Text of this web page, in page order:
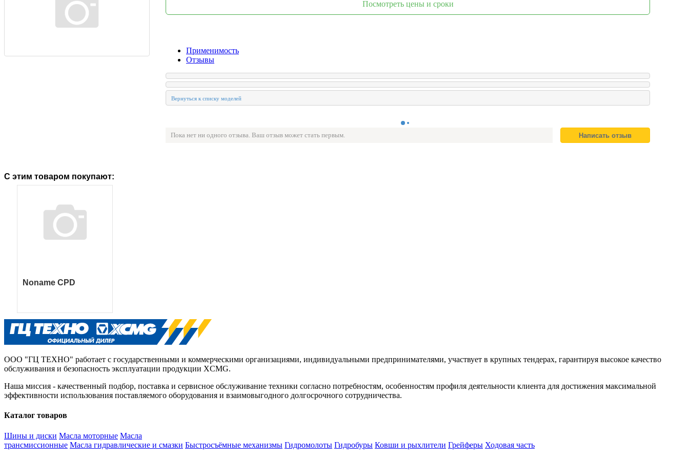
Посмотреть цены и сроки
Применимость
Отзывы
Пока нет ни одного отзыва. Ваш отзыв может стать первым.
С этим товаром покупают:
Noname CPD
Noname TTN
ООО "ГЦ ТЕХНО" работает с государственными и коммерческими организациями, индивидуальными предпринимателями, участвует в крупных тендерах, гарантируя высокое качество
обслуживания и безопасность эксплуатации продукции XCMG.
Наша миссия - качественный подбор, поставка и сервисное обслуживание техники согласно потребностям, особенностям профиля деятельности клиента для достижения максимальной
эффективности использования поставляемого оборудования и взаимовыгодного долгосрочного сотрудничества.
Каталог товаров
Шины и диски Масла моторные Масла
трансмиссионные Масла гидравлические и смазки Быстросъёмные механизмы Гидромолоты Гидробуры Ковши и рыхлители Грейферы Ходовая часть